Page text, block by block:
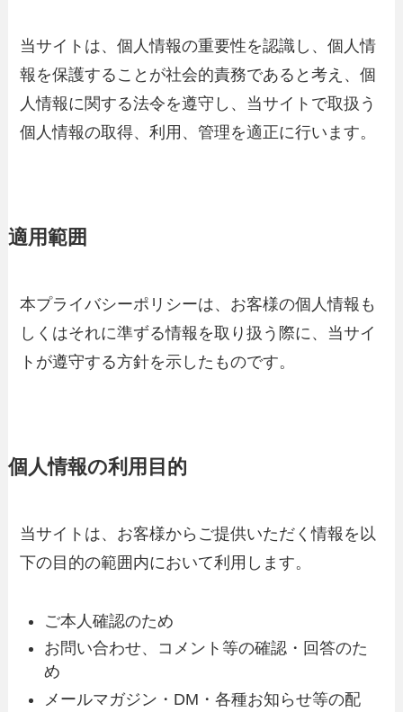
当サイトは、個人情報の重要性を認識し、個人情
報を保護することが社会的責務であると考え、個
人情報に関する法令を遵守し、当サイトで取扱う
個人情報の取得、利用、管理を適正に行います。
適用範囲
本プライバシーポリシーは、お客様の個人情報も
しくはそれに準ずる情報を取り扱う際に、当サイ
トが遵守する方針を示したものです。
個人情報の利用目的
当サイトは、お客様からご提供いただく情報を以
下の目的の範囲内において利用します。
ご本人確認のため
お問い合わせ、コメント等の確認・回答のた
め
メールマガジン・DM・各種お知らせ等の配